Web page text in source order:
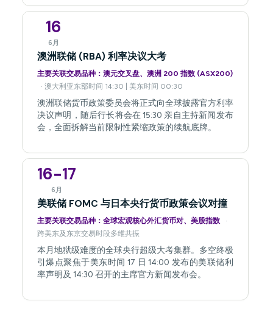
16
6月
澳洲联储 (RBA) 利率决议大考
主要关联交易品种：澳元交叉盘、澳洲 200 指数 (ASX200)
· 澳大利亚东部时间 14:30 | 美东时间 00:30
澳洲联储货币政策委员会将正式向全球披露官方利率
决议声明，随后行长将会在 15:30 亲自主持新闻发布
会，全面拆解当前限制性紧缩政策的续航底牌。
16-17
6月
美联储 FOMC 与日本央行货币政策会议对撞
主要关联交易品种：全球宏观核心外汇货币对、美股指数
·
跨美东及东京交易时段多维共振
本月地狱级难度的全球央行超级大考集群。多空终极
引爆点聚焦于美东时间 17 日 14:00 发布的美联储利
率声明及 14:30 召开的主席官方新闻发布会。